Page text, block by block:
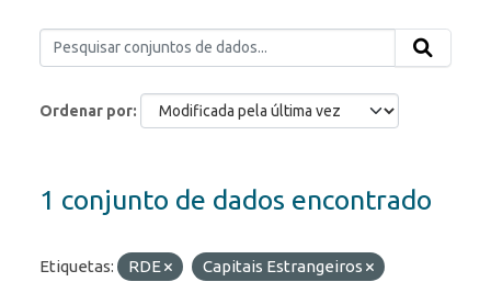
Ordenar por
1 conjunto de dados encontrado
Etiquetas: RDE
Capitais Estrangeiros